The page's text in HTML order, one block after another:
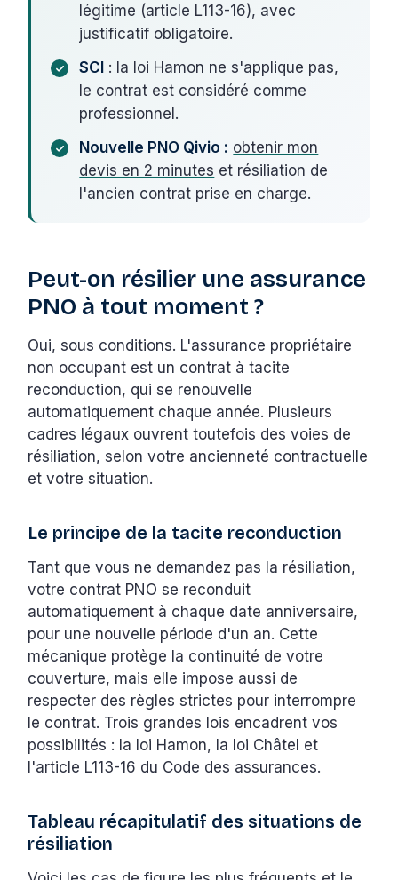
légitime (article L113-16), avec
justificatif obligatoire.
SCI : la loi Hamon ne s'applique pas,
le contrat est considéré comme
professionnel.
Nouvelle PNO Qivio : obtenir mon
devis en 2 minutes et résiliation de
l'ancien contrat prise en charge.
Peut-on résilier une assurance
PNO à tout moment ?
Oui, sous conditions. L'assurance propriétaire
non occupant est un contrat à tacite
reconduction, qui se renouvelle
automatiquement chaque année. Plusieurs
cadres légaux ouvrent toutefois des voies de
résiliation, selon votre ancienneté contractuelle
et votre situation.
Le principe de la tacite reconduction
Tant que vous ne demandez pas la résiliation,
votre contrat PNO se reconduit
automatiquement à chaque date anniversaire,
pour une nouvelle période d'un an. Cette
mécanique protège la continuité de votre
couverture, mais elle impose aussi de
respecter des règles strictes pour interrompre
le contrat. Trois grandes lois encadrent vos
possibilités : la loi Hamon, la loi Châtel et
l'article L113-16 du Code des assurances.
Tableau récapitulatif des situations de
résiliation